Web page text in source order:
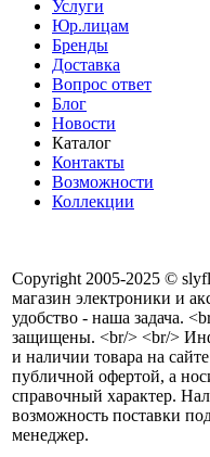
Услуги
Юр.лицам
Бренды
Доставка
Вопрос ответ
Блог
Новости
Каталог
Контакты
Возможности
Коллекции
Copyright 2005-2025 ©
магазин электроники и
удобство - наша задача.
защищены. <br/> <br/>
и наличии товара на
публичной офертой, а
справочный характер.
возможность поставки
менеджер.